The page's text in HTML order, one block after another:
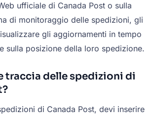
ufficiale di Canada Post o sulla
di monitoraggio delle spedizioni, gli
gli aggiornamenti in tempo
sulla posizione della loro spedizione.
traccia delle spedizioni di
di Canada Post, devi inserire